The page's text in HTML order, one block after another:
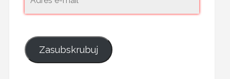
Zasubskrubuj